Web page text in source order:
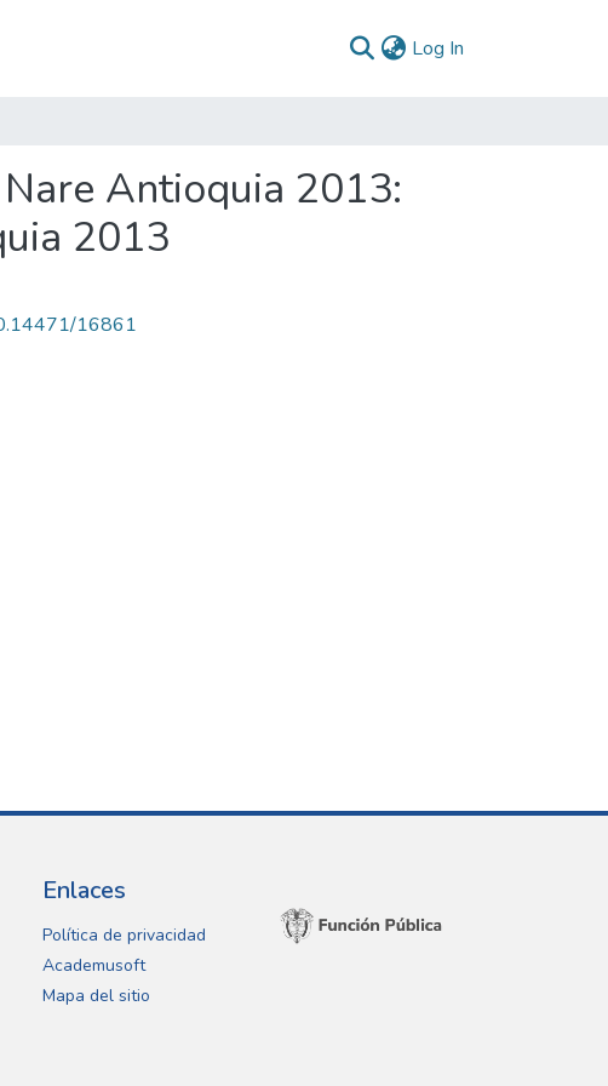
Log In
Antioquia 2013:
2013
16861
Enlaces
Política de privacidad
Academusoft
Mapa del sitio